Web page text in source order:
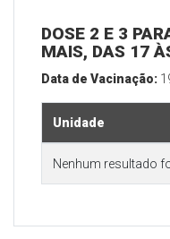
DOSE 2 E 3
MAIS, DAS 17
Data de Vacinação:
Unidade
Nenhum resultado